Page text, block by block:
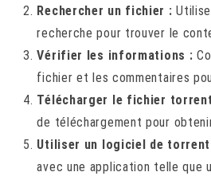
Rechercher un fichier :
recherche pour trouver le
Vérifier les informations :
fichier et les commentaires
Télécharger le fichier
de téléchargement pour
Utiliser un logiciel de
avec une application telle que